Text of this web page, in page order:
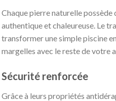
Chaque pierre naturelle possède
authentique et chaleureuse. Le
transformer une simple piscine
margelles avec le reste de votre
Sécurité renforcée
Grâce à leurs propriétés